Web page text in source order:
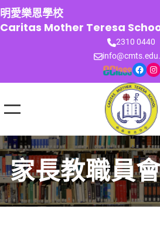
跳
至
主
明愛樂恩學校
Caritas Mother Teresa
2310 0440
Facebook Instagram
家長教職員